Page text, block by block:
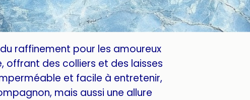
raffinement pour les amoureux
offrant des colliers et des laisses
et facile à entretenir,
mais aussi une allure